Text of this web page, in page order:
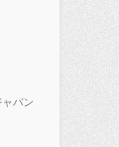
パン